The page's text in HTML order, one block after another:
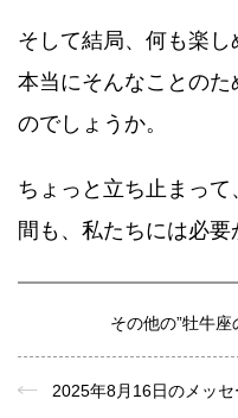
そして結局、何も楽し
本当にそんなことの
のでしょうか。
ちょっと立ち止まっ
間も、私たちには必要
その他の”牡牛
2025年8月16日のメッセ